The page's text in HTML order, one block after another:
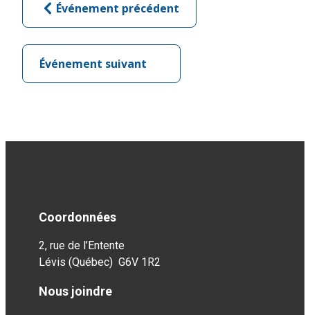
Événement précédent
Événement suivant
Coordonnées
2, rue de l’Entente
Lévis (Québec) G6V 1R2
Nous joindre